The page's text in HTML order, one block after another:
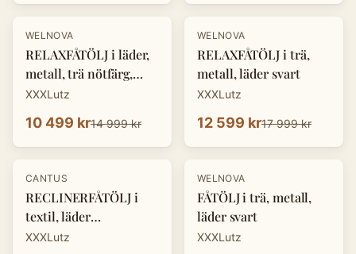
-30 %
WELNOVA
RELAXFÅTÖLJ i läder,
metall, trä nötfärg,
svart
XXXLutz
10 499 kr14 999 kr
-30 %
WELNOVA
RELAXFÅTÖLJ i trä,
metall, läder svart
XXXLutz
12 599 kr17 999 kr
-30%
CANTUS
RECLINERFÅTÖLJ i
textil, läder
cognacfärgad
XXXLutz
-30 %
WELNOVA
FÅTÖLJ i trä, metall,
läder svart
XXXLutz